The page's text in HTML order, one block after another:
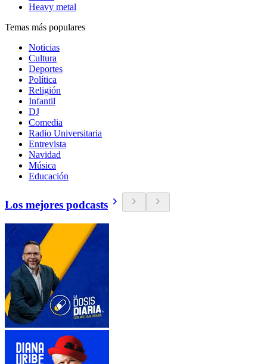
Heavy metal
Temas más populares
Noticias
Cultura
Deportes
Política
Religión
Infantil
DJ
Comedia
Radio Universitaria
Entrevista
Navidad
Música
Educación
Los mejores podcasts